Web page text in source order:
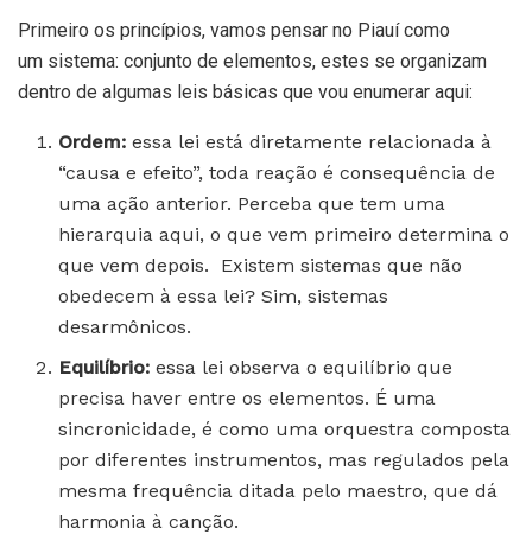
Primeiro os princípios, vamos pensar no Piauí como
um sistema: conjunto de elementos, estes se organizam
dentro de algumas leis básicas que vou enumerar aqui:
Ordem: essa lei está diretamente relacionada à
“causa e efeito”, toda reação é consequência de
uma ação anterior. Perceba que tem uma
hierarquia aqui, o que vem primeiro determina o
que vem depois. Existem sistemas que não
obedecem à essa lei? Sim, sistemas
desarmônicos.
Equilíbrio: essa lei observa o equilíbrio que
precisa haver entre os elementos. É uma
sincronicidade, é como uma orquestra composta
por diferentes instrumentos, mas regulados pela
mesma frequência ditada pelo maestro, que dá
harmonia à canção.